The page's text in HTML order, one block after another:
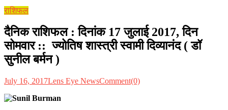
राशिफल
दैनिक राशिफल : दिनांक 17 जुलाई 2017, दिन
सोमवार :: ज्योतिष शास्त्री स्वामी दिव्यानंद ( डॉ
सुनील बर्मन )
July 16, 2017Lens Eye NewsComment(0)